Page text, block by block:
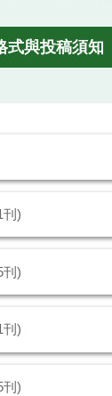
式與投稿須知
刊)
刊)
刊)
刊)